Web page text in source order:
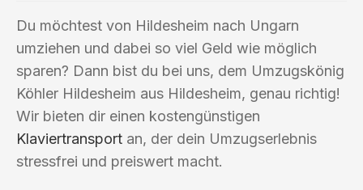
Du möchtest von Hildesheim nach Ungarn
umziehen und dabei so viel Geld wie möglich
sparen? Dann bist du bei uns, dem Umzugskönig
Köhler Hildesheim aus Hildesheim, genau richtig!
Wir bieten dir einen kostengünstigen
Klaviertransport an, der dein Umzugserlebnis
stressfrei und preiswert macht.